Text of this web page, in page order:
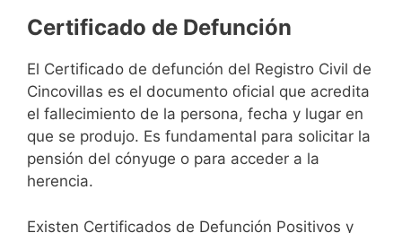
Certificado de Defunción
El Certificado de defunción del Registro Civil de
Cincovillas es el documento oficial que acredita
el fallecimiento de la persona, fecha y lugar en
que se produjo. Es fundamental para solicitar la
pensión del cónyuge o para acceder a la
herencia.
Existen Certificados de Defunción Positivos y